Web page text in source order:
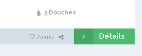
3 Douches
J'aime Détails